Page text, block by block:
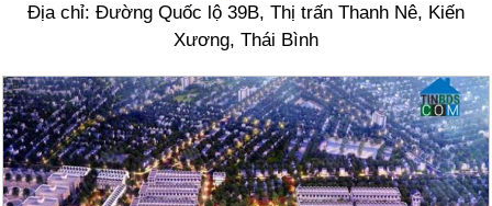
Địa chỉ: Đường Quốc lộ 39B, Thị trấn Thanh Nê, Kiến
Xương, Thái Bình